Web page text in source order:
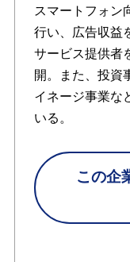
スマートフォン
行い、広告収益
サービス提供者
開。また、投資
イネージ事業な
いる。
この企